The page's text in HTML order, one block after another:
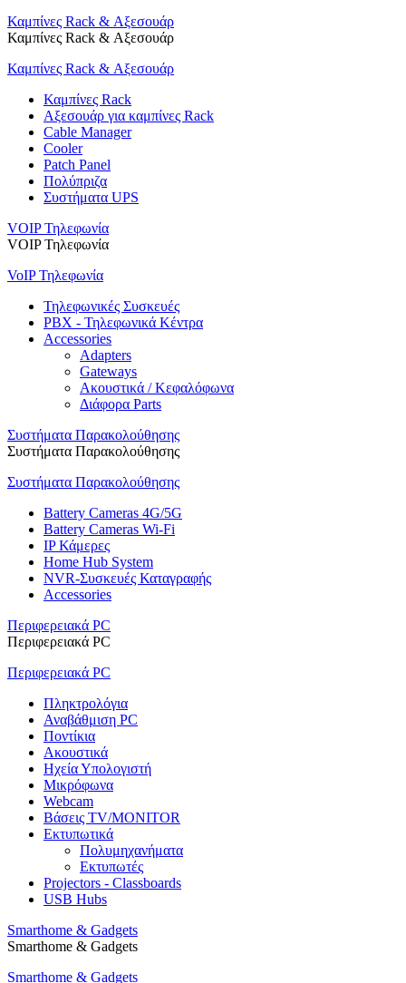
Καμπίνες Rack & Αξεσουάρ
Καμπίνες Rack & Αξεσουάρ
Καμπίνες Rack & Αξεσουάρ
Καμπίνες Rack
Αξεσουάρ για καμπίνες Rack
Cable Manager
Cooler
Patch Panel
Πολύπριζα
Συστήματα UPS
VOIP Τηλεφωνία
VOIP Τηλεφωνία
VoIP Τηλεφωνία
Τηλεφωνικές Συσκευές
PBX - Τηλεφωνικά Κέντρα
Accessories
Adapters
Gateways
Ακουστικά / Κεφαλόφωνα
Διάφορα Parts
Συστήματα Παρακολούθησης
Συστήματα Παρακολούθησης
Συστήματα Παρακολούθησης
Battery Cameras 4G/5G
Battery Cameras Wi-Fi
IP Κάμερες
Home Hub System
NVR-Συσκευές Καταγραφής
Accessories
Περιφερειακά PC
Περιφερειακά PC
Περιφερειακά PC
Πληκτρολόγια
Αναβάθμιση PC
Ποντίκια
Ακουστικά
Ηχεία Υπολογιστή
Μικρόφωνα
Webcam
Βάσεις TV/MONITOR
Εκτυπωτικά
Πολυμηχανήματα
Εκτυπωτές
Projectors - Classboards
USB Hubs
Smarthome & Gadgets
Smarthome & Gadgets
Smarthome & Gadgets